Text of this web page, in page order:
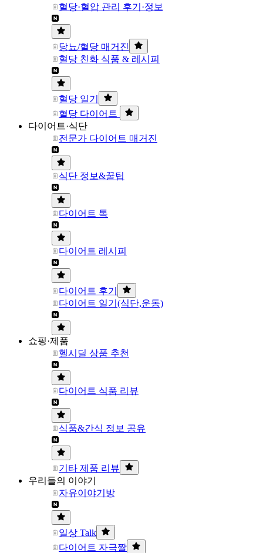
혈당·혈압 관리 후기·정보
당뇨/혈당 매거진
혈당 친화 식품 & 레시피
혈당 일기
혈당 다이어트
다이어트·식단
전문가 다이어트 매거진
식단 정보&꿀팁
다이어트 톡
다이어트 레시피
다이어트 후기
다이어트 일기(식단,운동)
쇼핑·제품
헬시딜 상품 추천
다이어트 식품 리뷰
식품&간식 정보 공유
기타 제품 리뷰
우리들의 이야기
자유이야기방
일상 Talk
다이어트 자극짤